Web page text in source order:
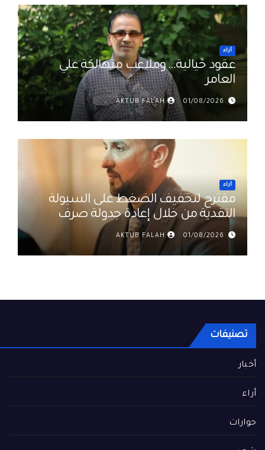
أراء
عقود خيالية… وملاعب متهالكة علي
العامر
01/08/2026
AKTUB FALAH
أراء
مقترح لتخفيف الضغط على السيولة
النقدية من خلال إعادة جدولة صرف
رواتب الموظفين في العراق د. عمر
حميد
01/08/2026
AKTUB FALAH
تصنيفات
أخبار
أراء
حوارات